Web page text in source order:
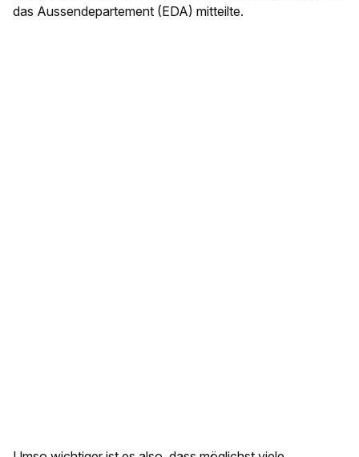
das Aussendepartement (EDA) mitteilte.